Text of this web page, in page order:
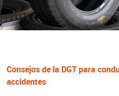
Consejos de la DGT para
accidentes